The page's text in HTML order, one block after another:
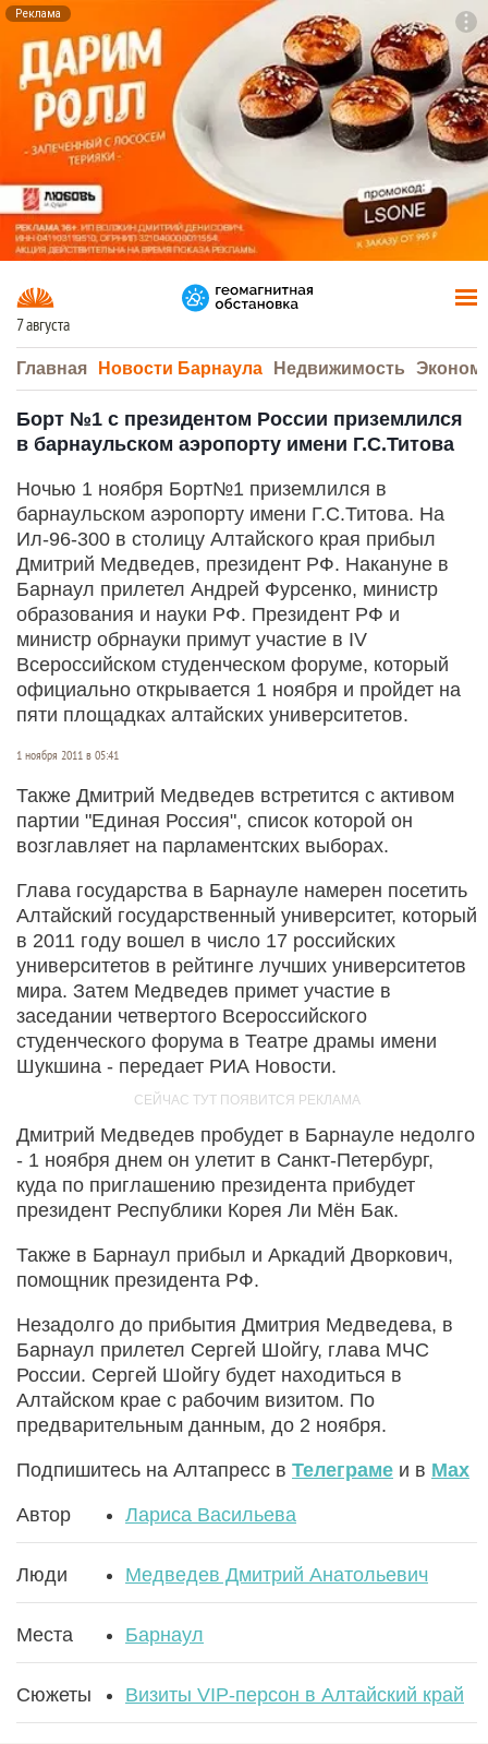
Реклама
7 августа
Главная Новости Барнаула Недвижимость
Борт №1 с президентом России приземлился
в барнаульском аэропорту имени Г.С.Титова
Ночью 1 ноября Борт№1 приземлился в
барнаульском аэропорту имени Г.С.Титова. На
Ил-96-300 в столицу Алтайского края прибыл
Дмитрий Медведев, президент РФ. Накануне в
Барнаул прилетел Андрей Фурсенко, министр
образования и науки РФ. Президент РФ и
министр обрнауки примут участие в IV
Всероссийском студенческом форуме, который
официально открывается 1 ноября и пройдет на
пяти площадках алтайских университетов.
1 ноября 2011 в 05:41
Также Дмитрий Медведев встретится с активом
партии "Единая Россия", список которой он
возглавляет на парламентских выборах.
Глава государства в Барнауле намерен посетить
Алтайский государственный университет, который
в 2011 году вошел в число 17 российских
университетов в рейтинге лучших университетов
мира. Затем Медведев примет участие в
заседании четвертого Всероссийского
студенческого форума в Театре драмы имени
Шукшина - передает РИА Новости.
Дмитрий Медведев пробудет в Барнауле недолго
- 1 ноября днем он улетит в Санкт-Петербург,
куда по приглашению президента прибудет
президент Республики Корея Ли Мён Бак.
Также в Барнаул прибыл и Аркадий Дворкович,
помощник президента РФ.
Незадолго до прибытия Дмитрия Медведева, в
Барнаул прилетел Сергей Шойгу, глава МЧС
России. Сергей Шойгу будет находиться в
Алтайском крае с рабочим визитом. По
предварительным данным, до 2 ноября.
Подпишитесь на Алтапресс в Телеграме и в Max
Автор Лариса Васильева
Люди Медведев Дмитрий Анатольевич
Места Барнаул
Сюжеты Визиты VIP-персон в Алтайский край